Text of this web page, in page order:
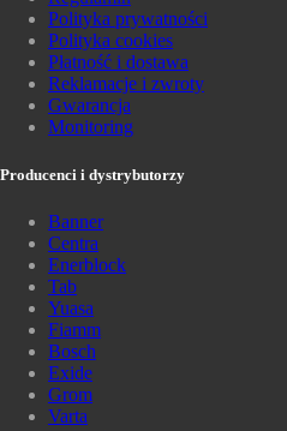
Polityka prywatności
Polityka cookies
Płatność i dostawa
Reklamacje i zwroty
Gwarancja
Monitoring
Producenci i dystrybutorzy
Banner
Centra
Enerblock
Tab
Yuasa
Fiamm
Bosch
Exide
Grom
Varta